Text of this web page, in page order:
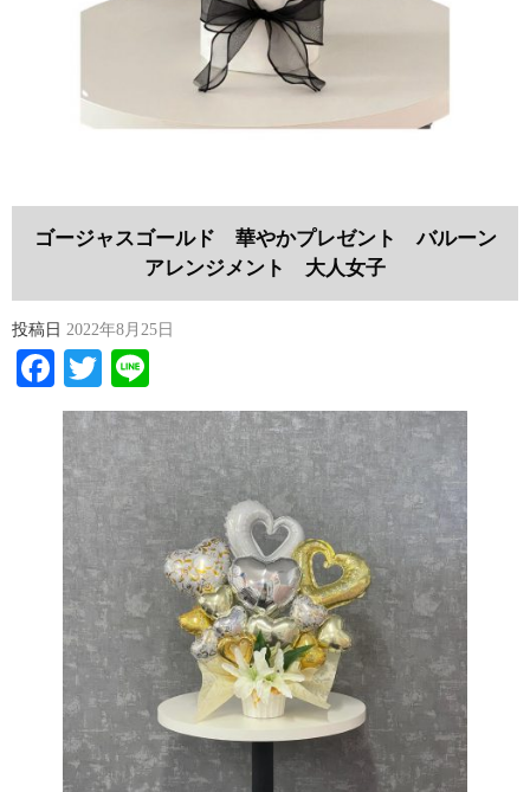
ゴージャスゴールド 華やかプレゼント バルーン
アレンジメント 大人女子
投稿日 2022年8月25日
Facebook
Twitter